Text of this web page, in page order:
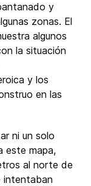
y
zonas. El
algunos
la situación
y los
en las
ni un solo
este mapa,
al norte de
intentaban